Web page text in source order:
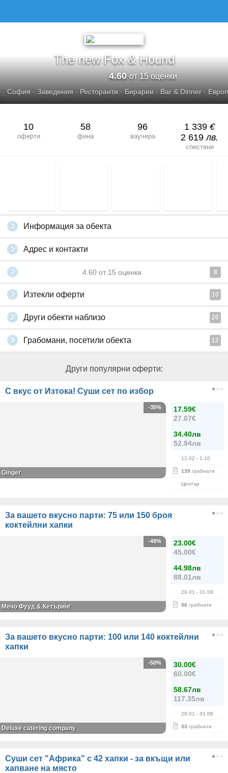
The new Fox & Hound
4.60от 15 оценки
София · Заведения · Ресторанти · Бирарии · Bar & Dinner ·
10
оферти
58
фена
96
ваучера
1 339 €
2 619лв.
спестени
Информация за обекта
Адрес и контакти
4.60 от 15 оценки 8
Изтекли оферти 10
Други обекти наблизо 20
Грабомани, посетили обекта 12
Други популярни оферти:
С вкус от Изтока! Суши сет по избор
17.59€
27.07€
34.40лв
52.94лв
12.02 - 1.10
139 грабнати
Център
-35%
Ginger
За вашето вкусно парти: 75 или 150 броя
коктейлни хапки
23.00€
45.00€
44.98лв
88.01лв
29.01 - 31.08
56 грабнати
-49%
Мечо Фууд & Кетъринг
За вашето вкусно парти: 100 или 140 коктейлни
хапки
30.00€
60.00€
58.67лв
117.35лв
29.01 - 31.08
33 грабнати
-50%
Deluxe catering company
Суши сет "Африка" с 42 хапки - за вкъщи или
хапване на място